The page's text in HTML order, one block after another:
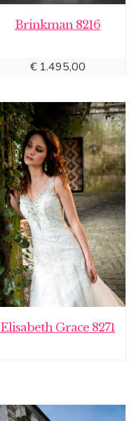
Brinkman 8216
€1.495,00
Elisabeth Grace 8271